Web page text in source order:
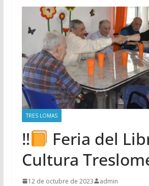
TRES LOMAS
‼
Feria del
Cultura
12 de octubre de 2023 admin